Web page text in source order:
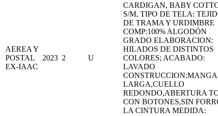
AEREA Y
POSTAL
EX-IAAC
2023 2 U
CARDIGAN, BABY
S/M, TIPO DE TELA:
DE TRAMA Y URDIMBRE
COMP:100% ALGODÓN
GRADO ELABORACION:
HILADOS DE DISTINTOS
COLORES; ACABADO:
LAVADO
CONSTRUCCION:MANGA
LARGA,CUELLO
REDONDO,ABERTURA
CON BOTONES,SIN
LA CINTURA MEDIDA: